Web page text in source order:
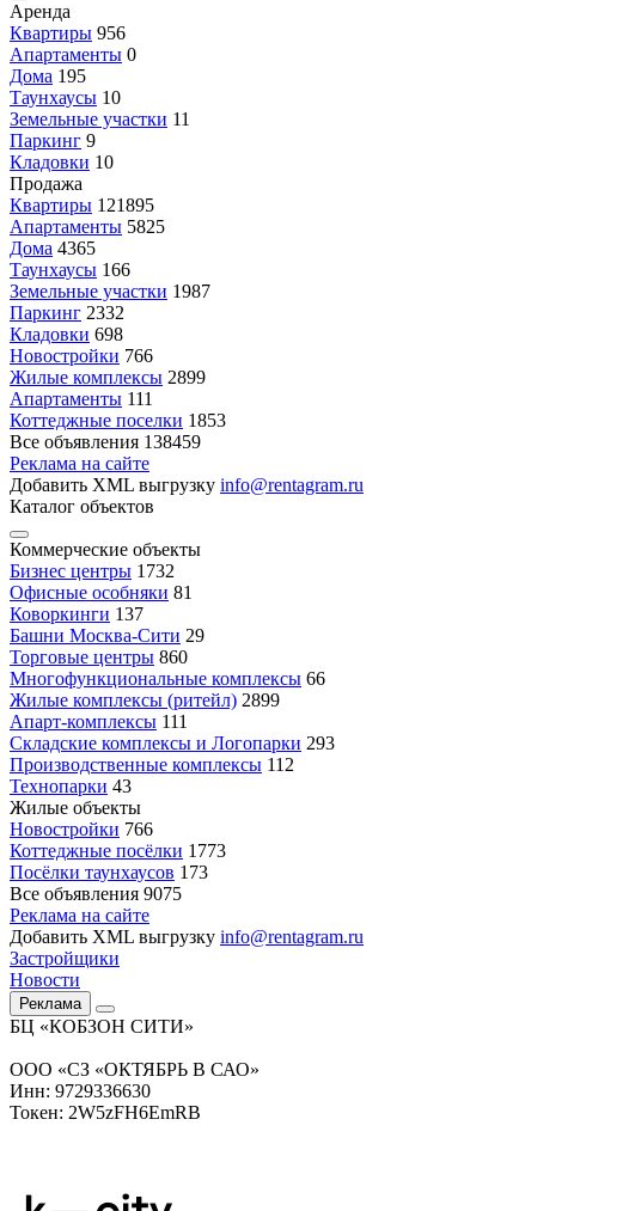
Аренда
Квартиры 956
Апартаменты 0
Дома 195
Таунхаусы 10
Земельные участки 11
Паркинг 9
Кладовки 10
Продажа
Квартиры 121895
Апартаменты 5825
Дома 4365
Таунхаусы 166
Земельные участки 1987
Паркинг 2332
Кладовки 698
Новостройки 766
Жилые комплексы 2899
Апартаменты 111
Коттеджные поселки 1853
Все объявления 138459
Реклама на сайте
Добавить XML выгрузку info@rentagram.ru
Каталог объектов
Коммерческие объекты
Бизнес центры 1732
Офисные особняки 81
Коворкинги 137
Башни Москва-Сити 29
Торговые центры 860
Многофункциональные комплексы 66
Жилые комплексы (ритейл) 2899
Апарт-комплексы 111
Складские комплексы и Логопарки 293
Производственные комплексы 112
Технопарки 43
Жилые объекты
Новостройки 766
Коттеджные посёлки 1773
Посёлки таунхаусов 173
Все объявления 9075
Реклама на сайте
Добавить XML выгрузку info@rentagram.ru
Застройщики
Новости
Реклама
БЦ «КОБЗОН СИТИ»
ООО «СЗ «ОКТЯБРЬ В САО»
Инн: 9729336630
Токен: 2W5zFH6EmRB